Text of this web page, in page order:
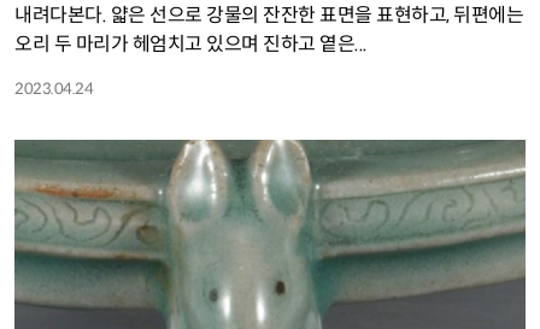
내려다본다. 얇은 선으로 강물의 잔잔한 표면을 표현하고, 뒤편에는
오리 두 마리가 헤엄치고 있으며 진하고 옅은...
2023.04.24